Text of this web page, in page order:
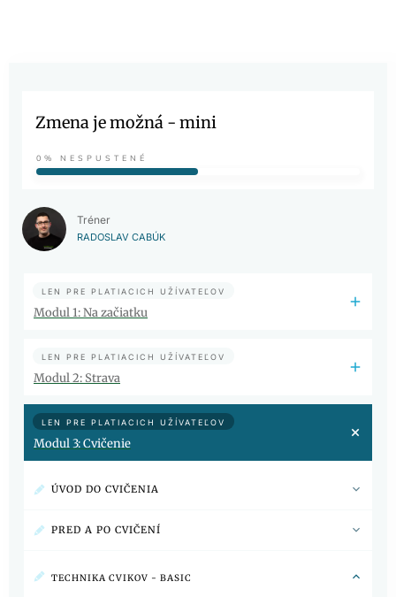
Zmena je možná - mini
0% NESPUSTENÉ
Tréner
RADOSLAV CABÚK
LEN PRE PLATIACICH UŽÍVATEĽOV
Modul 1: Na začiatku
LEN PRE PLATIACICH UŽÍVATEĽOV
Modul 2: Strava
LEN PRE PLATIACICH UŽÍVATEĽOV
Modul 3: Cvičenie
ÚVOD DO CVIČENIA
PRED A PO CVIČENÍ
TECHNIKA CVIKOV - BASIC